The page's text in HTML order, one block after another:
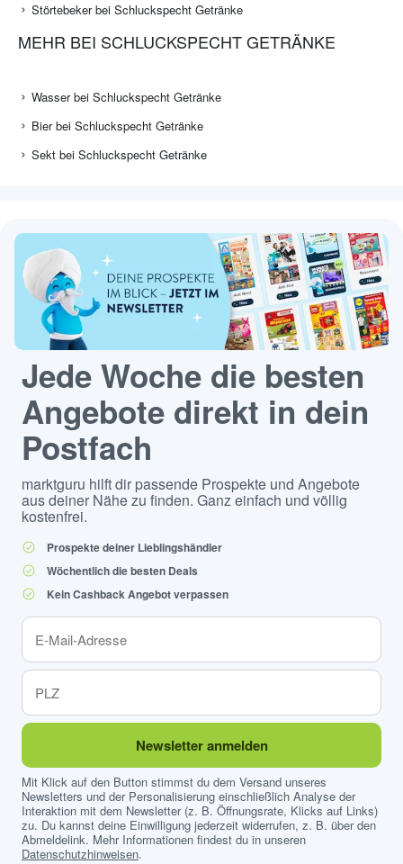
Störtebeker bei Schluckspecht Getränke
MEHR BEI SCHLUCKSPECHT GETRÄNKE
Wasser bei Schluckspecht Getränke
Bier bei Schluckspecht Getränke
Sekt bei Schluckspecht Getränke
Jede Woche die besten
Angebote direkt in dein
Postfach
marktguru hilft dir passende Prospekte und Angebote
aus deiner Nähe zu finden. Ganz einfach und völlig
kostenfrei.
Prospekte deiner Lieblingshändler
Wöchentlich die besten Deals
Kein Cashback Angebot verpassen
Newsletter anmelden
Mit Klick auf den Button stimmst du dem Versand unseres
Newsletters und der Personalisierung einschließlich Analyse der
Interaktion mit dem Newsletter (z. B. Öffnungsrate, Klicks auf Links)
zu. Du kannst deine Einwilligung jederzeit widerrufen, z. B. über den
Abmeldelink. Mehr Informationen findest du in unseren
Datenschutzhinweisen.